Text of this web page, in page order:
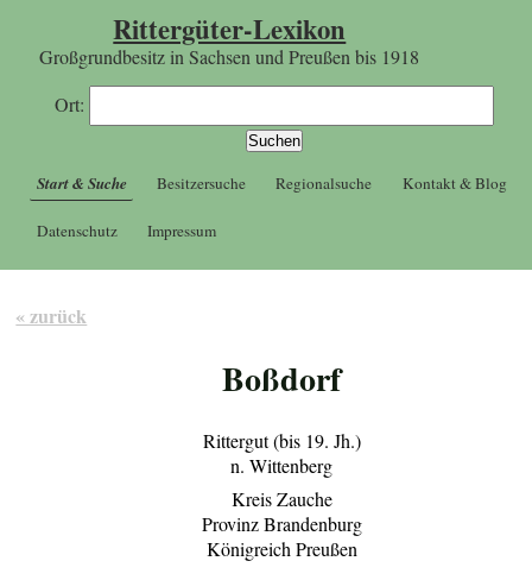
Rittergüter-Lexikon
Großgrundbesitz in Sachsen und Preußen bis 1918
Ort:
Start & Suche Besitzersuche Regionalsuche Kontakt & Blog
Datenschutz Impressum
« zurück
Boßdorf
Rittergut (bis 19. Jh.)
n. Wittenberg
Kreis Zauche
Provinz Brandenburg
Königreich Preußen